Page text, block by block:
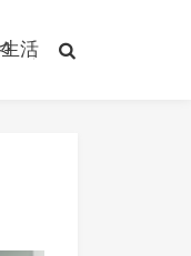
生活